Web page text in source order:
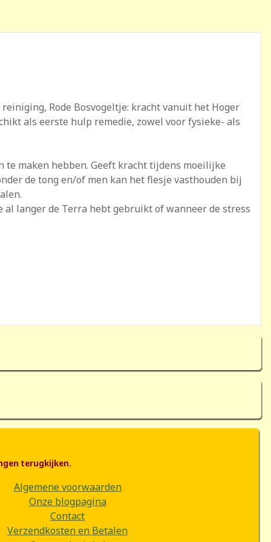
Rode Bosvogeltje: kracht vanuit het Hoger
als eerste hulp remedie, zowel voor fysieke- als
maken hebben. Geeft kracht tijdens moeilijke
de tong en/of men kan het flesje vasthouden bij
al langer de Terra hebt gebruikt of wanneer de stress
terugkijken.
Algemene voorwaarden
Onze blogpagina
Contact
Verzendkosten en Betalen